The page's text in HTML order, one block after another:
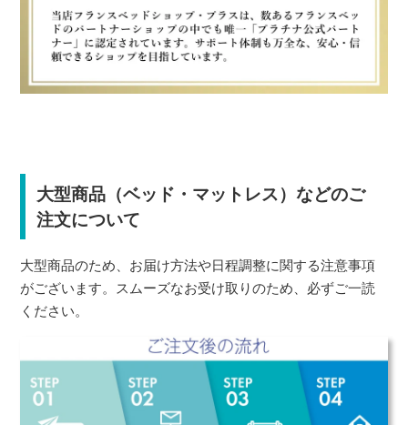
大型商品（ベッド・マットレス）などのご
注文について
大型商品のため、お届け方法や日程調整に関する注意事項
がございます。スムーズなお受け取りのため、必ずご一読
ください。